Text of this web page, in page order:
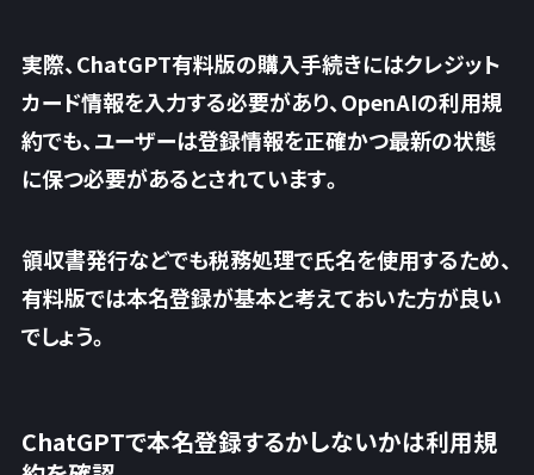
実際、ChatGPT有料版の購入手続きにはクレジット
カード情報を入力する必要があり、OpenAIの利用規
約でも、ユーザーは登録情報を正確かつ最新の状態
に保つ必要があるとされています。
領収書発行などでも税務処理で氏名を使用するため、
有料版では本名登録が基本と考えておいた方が良い
でしょう。
ChatGPTで本名登録するかしないかは利用規